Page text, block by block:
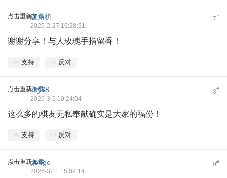
点击重新加载 7#
边角棋
2026-2-27 16:28:31
谢谢分享！与人玫瑰手指留香！
支持 反对
点击重新加载 8#
kky88
2026-3-5 10:24:04
这么多的棋友无私奉献确实是大家的福份！
支持 反对
点击重新加载 9#
go4go
2026-3-11 15:09:14